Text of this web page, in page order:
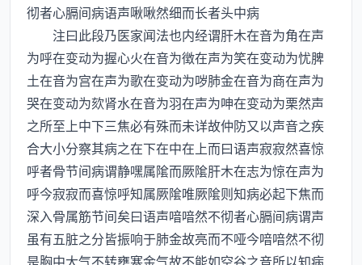
彻者心膈间病语声啾啾然细而长者头中病
注曰此段乃医家闻法也内经谓肝木在音为角在声
为呼在变动为握心火在音为徴在声为笑在变动为忧脾
土在音为宫在声为歌在变动为哕肺金在音为商在声为
哭在变动为欬肾水在音为羽在声为呻在变动为栗然声
之所至上中下三焦必有殊而未详故仲防又以声音之疾
合大小分察其病之在下在中在上而曰语声寂寂然喜惊
呼者骨节间病谓静嘿属隂而厥隂肝木在志为惊在声为
呼今寂寂而喜惊呼知属厥隂唯厥隂则知病必起下焦而
深入骨属筋节间矣曰语声喑喑然不彻者心膈间病谓声
虽有五脏之分皆振响于肺金故亮而不哑今喑喑然不彻
是胸中大气不转壅寒金气故不能如空谷之音所以知病